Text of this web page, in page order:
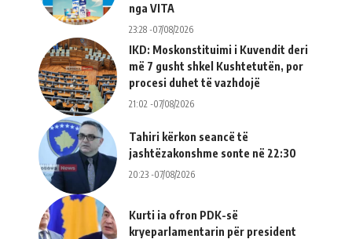
nga VITA
23:28 -07/08/2026
IKD: Moskonstituimi i Kuvendit deri
më 7 gusht shkel Kushtetutën, por
procesi duhet të vazhdojë
21:02 -07/08/2026
Tahiri kërkon seancë të
jashtëzakonshme sonte në 22:30
20:23 -07/08/2026
Kurti ia ofron PDK-së
kryeparlamentarin për president